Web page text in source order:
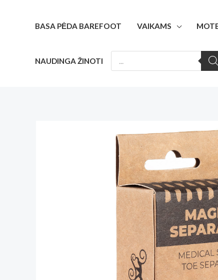
BASA PĖDA BAREFOOT VAIKAMS
NAUDINGA ŽINOTI
PRODUCTS
SEARCH